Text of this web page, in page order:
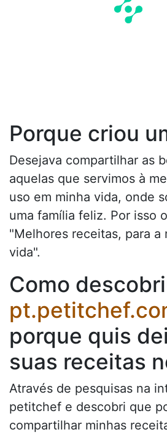
Porque criou
Desejava compartilhar as
aquelas que servimos à
uso em minha vida, onde
uma família feliz. Por isso
"Melhores receitas, para a
vida".
Como
porque quis
suas receitas
Através de pesquisas na
petitchef e descobri que
compartilhar minhas